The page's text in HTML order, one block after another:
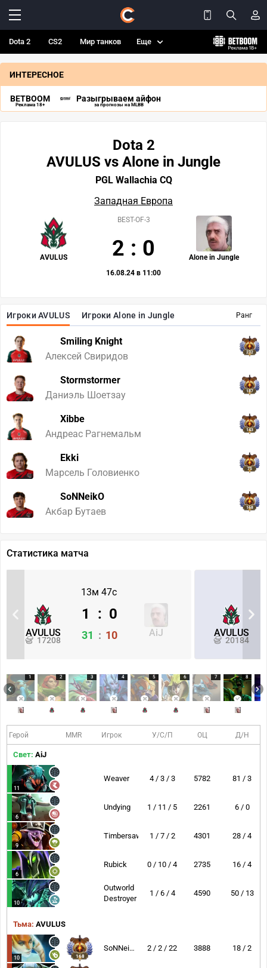
Dota 2 CS2 Мир танков Еще
ИНТЕРЕСНОЕ
BETBOOM
Реклама 18+
Разыгрываем айфон
за прогнозы на MLBB
Ранг
Игроки AVULUS Игроки Alone in Jungle
Smiling Knight
Алексей Свиридов
232
Stormstormer
Даниэль Шоетзау
187
Xibbe
Андреас Рагнемальм
143
Ekki
Марсель Головиенко
75
SoNNeikO
Акбар Бутаев
168
Dota 2
AVULUS vs Alone in Jungle
PGL Wallachia CQ
Западная Европа
AVULUS Alone in Jungle
BEST-OF-3
2 : 0
16.08.24 в 11:00
Статистика матча
13м 47с
AVULUS
17208
AiJ
1 : 0
31 : 10 AVULUS
20184
1 2 3 4 5 6 7 8
Герой MMR Игрок У/С/П ОЦ Д/Н
Свет: AiJ
11
Weaver 4 / 3 / 3 5782 81 / 3
6
Undying 1 / 11 / 5 2261 6 / 0
9
Timbersaw 1 / 7 / 2 4301 28 / 4
6
Rubick 0 / 10 / 4 2735 16 / 4
10
Outworld
Destroyer
1 / 6 / 4 4590 50 / 13
Тьма: AVULUS
10 168
SoNNeikO 2 / 2 / 22 3888 18 / 2